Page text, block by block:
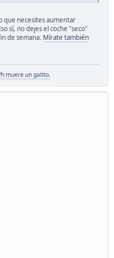
que necesites aumentar
sí, no dejes el coche "seco"
de semana. Mírate también
muere un gatito.